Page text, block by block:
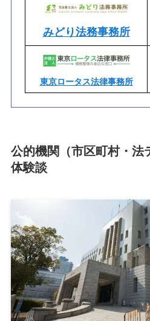
みどり法務事務所
東京ロータス法律事務所
公的機関（市区町村・法
体験談